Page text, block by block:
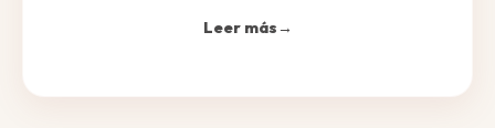
Leer más→